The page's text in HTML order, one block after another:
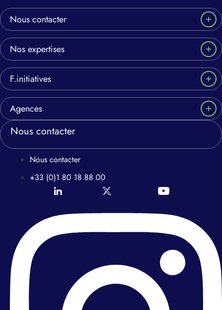
Nous contacter
Nos expertises
F.initiatives
Agences
Nous contacter
Nous contacter
+33 (0)1 80 18 88 00